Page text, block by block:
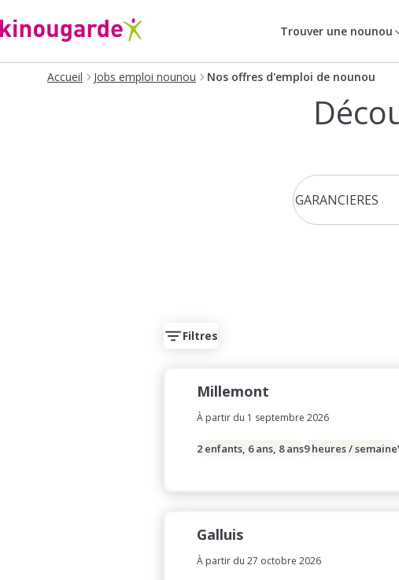
Trouver une nounou
Accueil Jobs emploi nounou Nos offres d'emploi de nounou
Filtres
Millemont
À partir du 1 septembre 2026
2 enfants, 6 ans, 8 ans9 heures / semaine
Galluis
À partir du 27 octobre 2026